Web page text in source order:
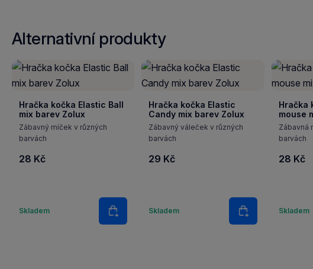
Alternativní produkty
Hračka kočka Elastic Ball
mix barev Zolux
Zábavný míček v různých
barvách
28 Kč
Skladem
Množství
Do košíku
Hračka kočka Elastic
Candy mix barev Zolux
Zábavný váleček v různých
barvách
29 Kč
Skladem
Množství
Do košíku
Hračka
mouse
Zábavná
barvách
28 Kč
Skladem